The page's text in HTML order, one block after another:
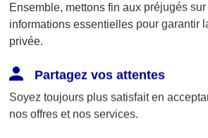
L'application Mon AXA
Assurance, tous vos
Ensemble, mettons fin aux préjugés
informations essentielles pour garantir
privée.
Partagez vos attentes
Soyez toujours plus satisfait en
nos offres et nos services.